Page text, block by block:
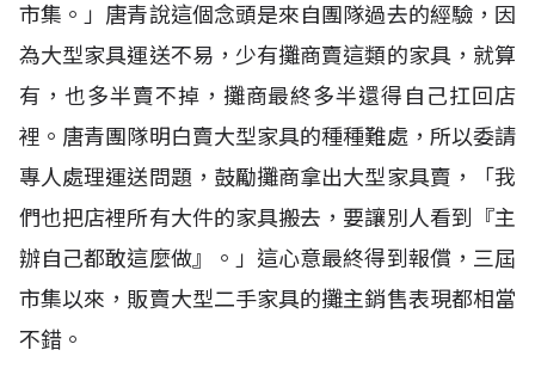
市集。」唐青說這個念頭是來自團隊過去的經驗，因
為大型家具運送不易，少有攤商賣這類的家具，就算
有，也多半賣不掉，攤商最終多半還得自己扛回店
裡。唐青團隊明白賣大型家具的種種難處，所以委請
專人處理運送問題，鼓勵攤商拿出大型家具賣，「我
們也把店裡所有大件的家具搬去，要讓別人看到『主
辦自己都敢這麼做』。」這心意最終得到報償，三屆
市集以來，販賣大型二手家具的攤主銷售表現都相當
不錯。